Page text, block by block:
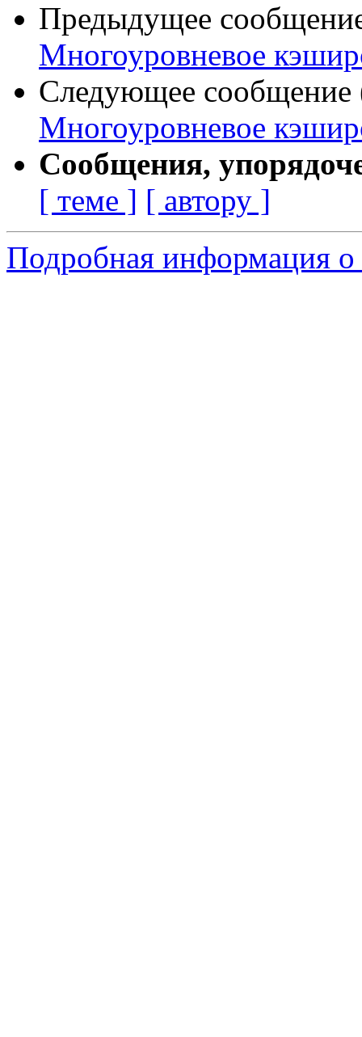
Предыдущее
Многоуровневое
Следующее сообщение
Многоуровневое
Сообщения,
[ теме ] [ автору ]
Подробная информация